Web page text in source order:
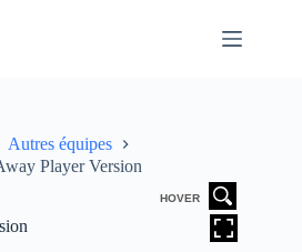
Autres équipes
Player Version
HOVER